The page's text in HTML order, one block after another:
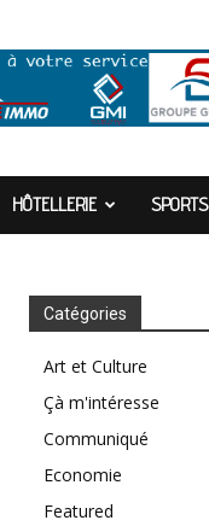
HÔTELLERIE SPORTS
Catégories
Art et Culture
Çà m'intéresse
Communiqué
Economie
Featured